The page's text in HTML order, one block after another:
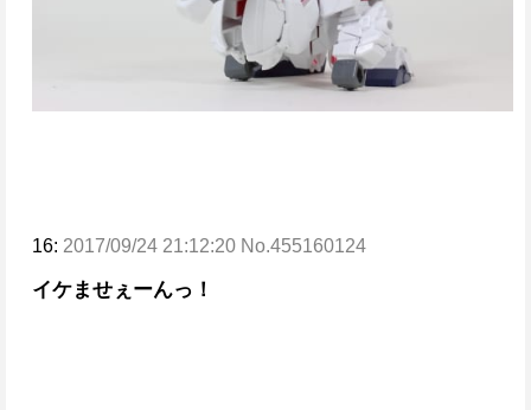
16: 2017/09/24 21:12:20 No.455160124
イケませぇーんっ！